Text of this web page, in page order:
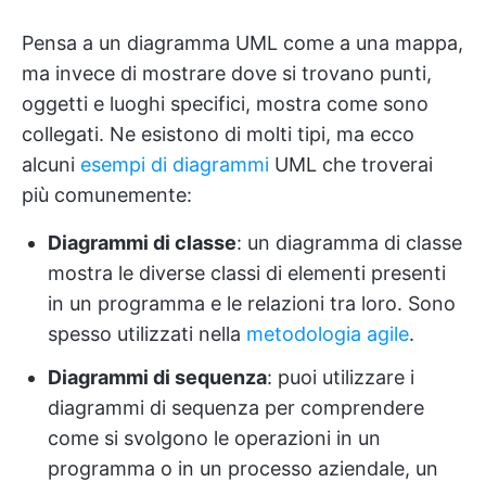
Pensa a un diagramma UML come a una mappa,
ma invece di mostrare dove si trovano punti,
oggetti e luoghi specifici, mostra come sono
collegati. Ne esistono di molti tipi, ma ecco
alcuni esempi di diagrammi UML che troverai
più comunemente:
Diagrammi di classe: un diagramma di classe
mostra le diverse classi di elementi presenti
in un programma e le relazioni tra loro. Sono
spesso utilizzati nella metodologia agile.
Diagrammi di sequenza: puoi utilizzare i
diagrammi di sequenza per comprendere
come si svolgono le operazioni in un
programma o in un processo aziendale, un